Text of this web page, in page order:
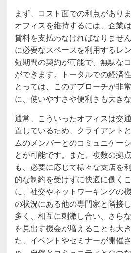
まず、コスト面での利点があり
オフィスを維持するには、企業
貸料を支払わなければなりませ
に必要なスペースを利用するレ
短期間の契約が可能で、無駄な
ができます。トータルでの経済
とっては、このアプローチが非
に、使いやすさや便利さも大きな
通常、こういったオフィスは交
置しているため、クライアント
ムのメンバーとのコミュニケー
とが可能です。また、複数の拠
も、必要に応じて様々な支店を
的な制約を受けずに快適に働く
に、社交やネットワーキングの
の状況にある他の専門家と隣接
多く、相互に刺激し合い、さら
を見出す機会が増えることも大
た、イベントやセミナーが開催